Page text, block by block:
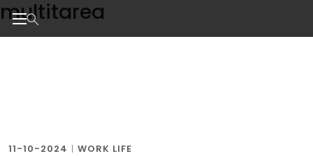
Skip
to
the
multitarea
11-10-2024 | WORK LIFE